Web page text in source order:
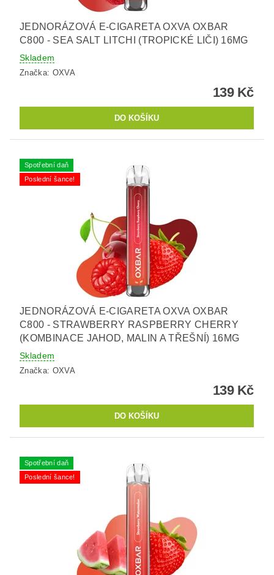
JEDNORÁZOVÁ E-CIGARETA OXVA OXBAR
C800 - SEA SALT LITCHI (TROPICKÉ LIČI) 16MG
Skladem
Značka: OXVA
139 Kč
Spotřební daň
Poslední šance!
JEDNORÁZOVÁ E-CIGARETA OXVA OXBAR
C800 - STRAWBERRY RASPBERRY CHERRY
(KOMBINACE JAHOD, MALIN A TŘEŠNÍ) 16MG
Skladem
Značka: OXVA
139 Kč
Spotřební daň
Poslední šance!